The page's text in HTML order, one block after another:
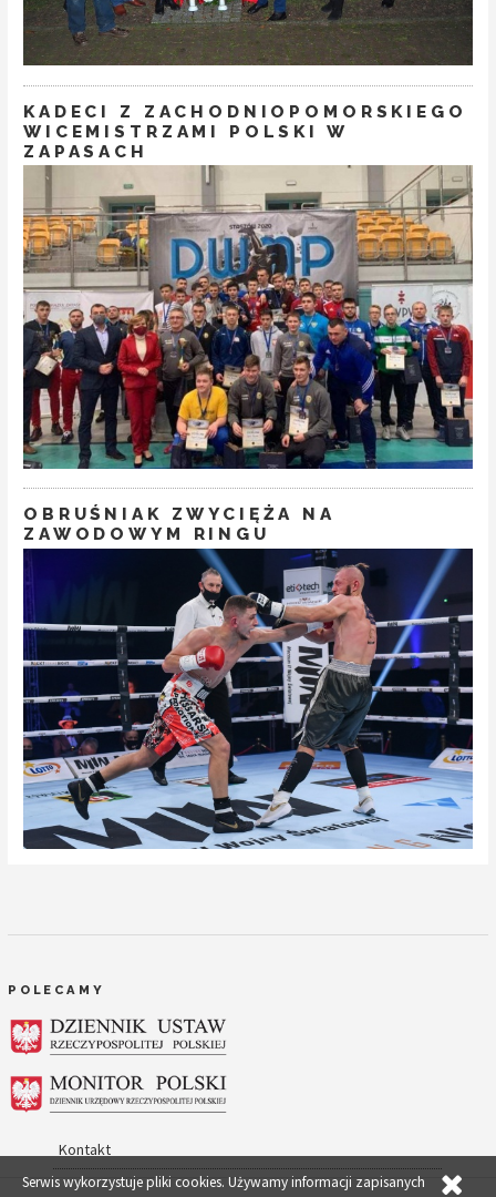
KADECI Z ZACHODNIOPOMORSKIEGO
WICEMISTRZAMI POLSKI W
ZAPASACH
OBRUŚNIAK ZWYCIĘŻA NA
ZAWODOWYM RINGU
POLECAMY
Kontakt
Serwis wykorzystuje pliki cookies. Używamy informacji zapisanych